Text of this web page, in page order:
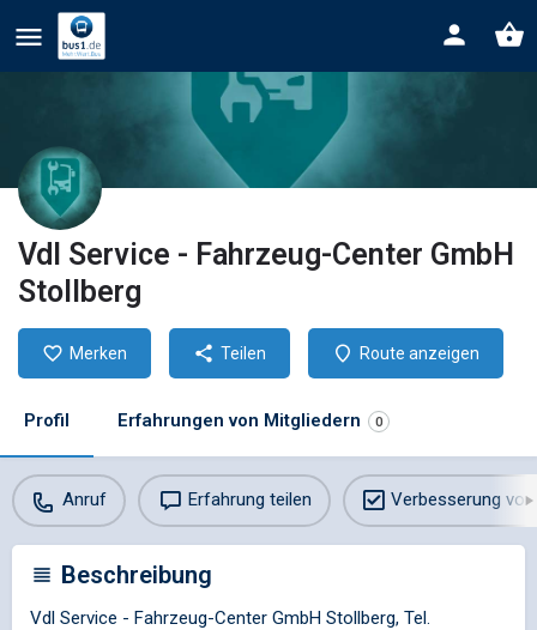
Vdl Service - Fahrzeug-Center GmbH
Stollberg
Merken Teilen Route anzeigen
Profil Erfahrungen von Mitgliedern 0
Anruf Erfahrung teilen Verbesserung
Beschreibung
Vdl Service - Fahrzeug-Center GmbH Stollberg, Tel.